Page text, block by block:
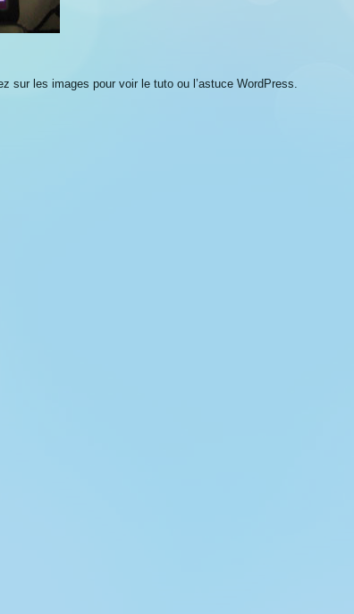
sur les images pour voir le tuto ou l’astuce WordPress.